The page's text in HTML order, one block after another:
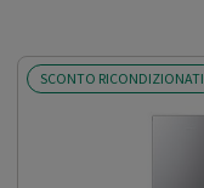
SCONTO RICONDIZIONATI